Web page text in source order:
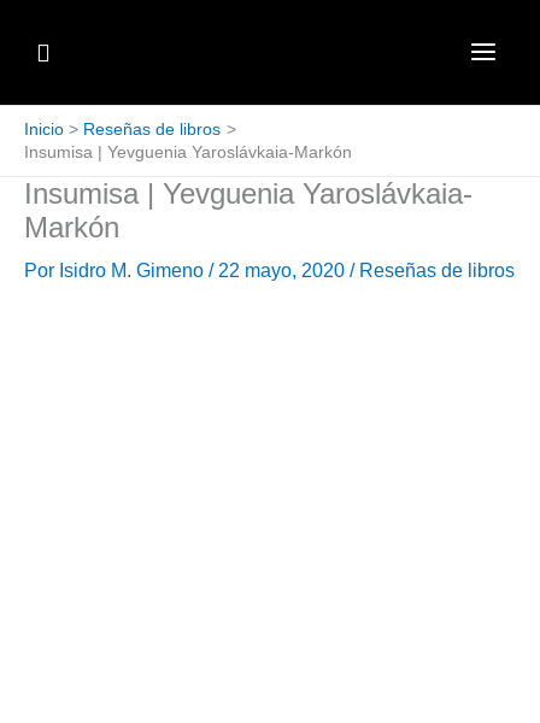
Buscar
Inicio
Reseñas de libros
Insumisa | Yevguenia Yaroslávkaia-Markón
Insumisa | Yevguenia Yaroslávkaia-
Markón
Por Isidro M. Gimeno / 22 mayo, 2020 / Reseñas de libros